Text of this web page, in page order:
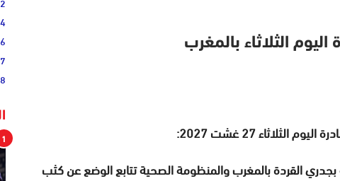
الثلاثاء بالمغرب
27 غشت 2027:
القردة بالمغرب والمنظومة الصحية تتابع الوضع عن كثب
1